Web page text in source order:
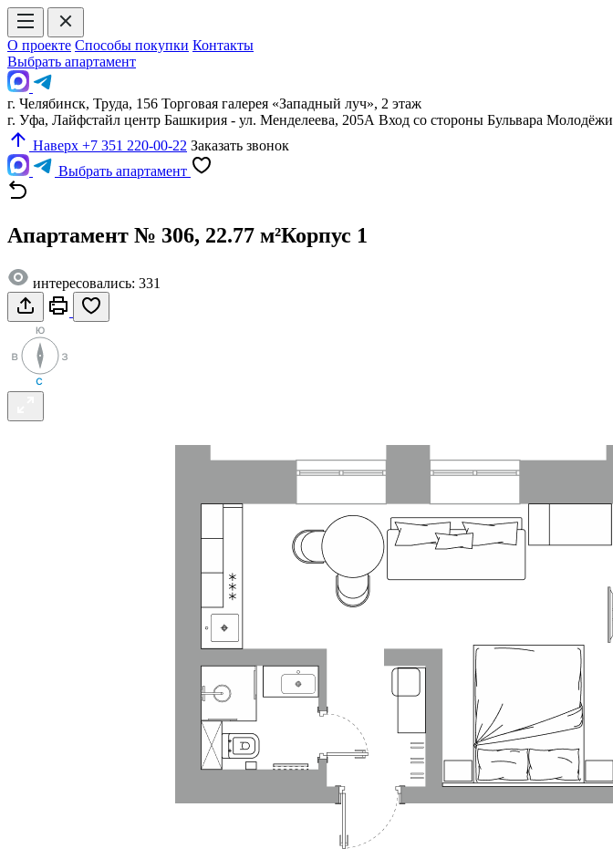
О проекте Способы покупки Контакты
Выбрать апартамент
г. Челябинск, Труда, 156 Торговая галерея «Западный луч», 2 этаж
г. Уфа, Лайфстайл центр Башкирия - ул. Менделеева, 205А Вход со стороны Бульвара Молодёжи
Наверх +7 351 220-00-22 Заказать звонок
Выбрать апартамент
Апартамент № 306, 22.77 м²Корпус 1
интересовались: 331